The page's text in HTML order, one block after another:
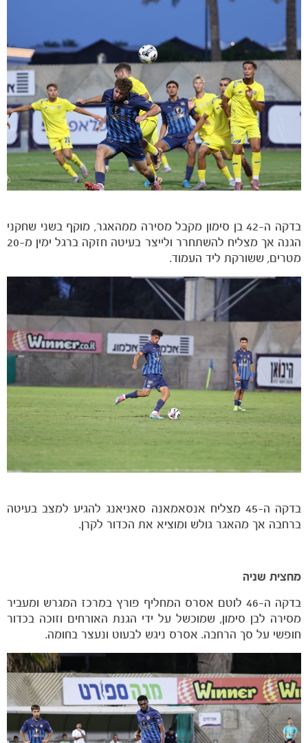
משחקים
ותוצאות
בדקה ה-42 בן סימון מקבל מסירה ממהאגר, מוקף בשני שחקני
הגנה אך מצליח להשתחרר ולייצר בעיטה חזקה ברגל ימין מ-20
מטרים, ששורקת ליד העמוד.
בדקה ה-45 מצליח אנסאמאנה סאניאנג להגיע למצב בעיטה
ברחבה אך מהאגר גולש ומוציא את הכדור לקרן.
מחצית שניה
בדקה ה-46 לוטם אסרס המחליף פורץ במרכז המגרש ומעביר
מסירה לבן סימון, שמוכשל על ידי הגנת האורחים וזוכה בכדור
חופשי על סך הרחבה. אסרס ניגש לבעוט ונעצר בחומה.